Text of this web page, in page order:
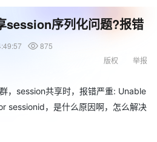
session序列化问题?报错
875
举报
版权
，session共享时，报错严重: Unable
sessionid，是什么原因啊，怎么解决